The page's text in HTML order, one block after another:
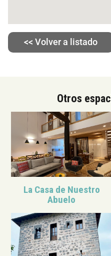
<< Volver a listado
Otros
La Casa de Nuestro
Abuelo